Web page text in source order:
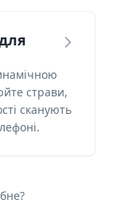
страви,
сканують